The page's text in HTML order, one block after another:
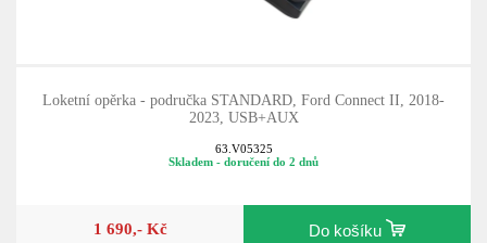
Loketní opěrka - područka STANDARD, Ford Connect II, 2018-
2023, USB+AUX
63.V05325
Skladem - doručení do 2 dnů
1 690,- Kč Do košíku